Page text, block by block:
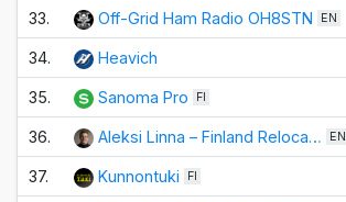
33. Off-Grid Ham Radio OH8STN EN
34. Heavich
35. Sanoma Pro FI
36. Aleksi Linna – Finland Reloca… EN
37. Kunnontuki FI